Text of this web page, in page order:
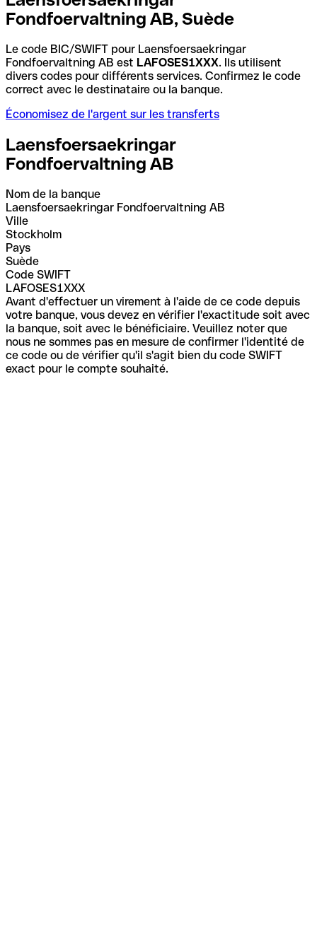
Fondfoervaltning AB, Suède
Le code BIC/SWIFT pour Laensfoersaekringar
Fondfoervaltning AB est LAFOSES1XXX. Ils utilisent
divers codes pour différents services. Confirmez le code
correct avec le destinataire ou la banque.
Économisez de l'argent sur les transferts
Laensfoersaekringar
Fondfoervaltning AB
Nom de la banque
Laensfoersaekringar Fondfoervaltning AB
Ville
Stockholm
Pays
Suède
Code SWIFT
LAFOSES1XXX
Avant d'effectuer un virement à l'aide de ce code depuis
votre banque, vous devez en vérifier l'exactitude soit avec
la banque, soit avec le bénéficiaire. Veuillez noter que
nous ne sommes pas en mesure de confirmer l'identité de
ce code ou de vérifier qu'il s'agit bien du code SWIFT
exact pour le compte souhaité.